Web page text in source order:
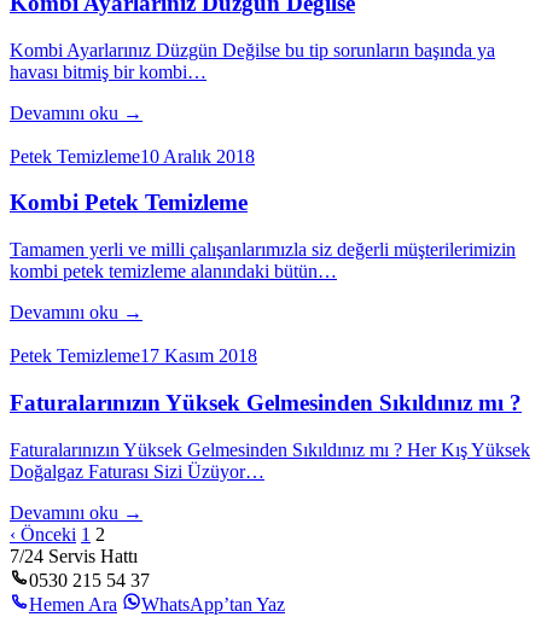
Kombi Ayarlarınız Düzgün Değilse bu tip sorunların başında ya
havası bitmiş bir kombi…
Devamını oku →
Petek Temizleme10 Aralık 2018
Kombi Petek Temizleme
Tamamen yerli ve milli çalışanlarımızla siz değerli müşterilerimizin
kombi petek temizleme alanındaki bütün…
Devamını oku →
Petek Temizleme17 Kasım 2018
Faturalarınızın Yüksek Gelmesinden Sıkıldınız mı ?
Faturalarınızın Yüksek Gelmesinden Sıkıldınız mı ? Her Kış Yüksek
Doğalgaz Faturası Sizi Üzüyor…
Devamını oku →
‹ Önceki 1 2
7/24 Servis Hattı
0530 215 54 37
Hemen Ara
WhatsApp’tan Yaz